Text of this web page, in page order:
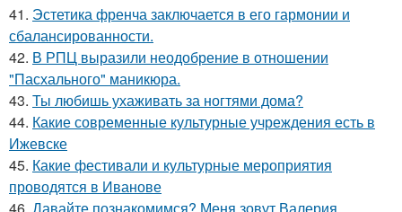
41. Эстетика френча заключается в его гармонии и
сбалансированности.
42. В РПЦ выразили неодобрение в отношении
"Пасхального" маникюра.
43. Ты любишь ухаживать за ногтями дома?
44. Какие современные культурные учреждения есть в
Ижевске
45. Какие фестивали и культурные мероприятия
проводятся в Иванове